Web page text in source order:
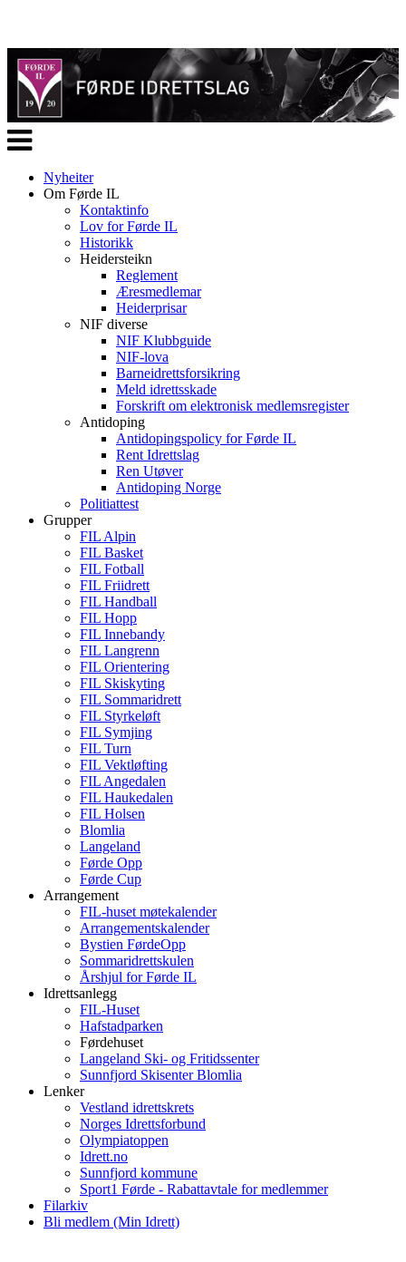
Veksle
navigasjon
Nyheiter
Om Førde IL
Kontaktinfo
Lov for Førde IL
Historikk
Heidersteikn
Reglement
Æresmedlemar
Heiderprisar
NIF diverse
NIF Klubbguide
NIF-lova
Barneidrettsforsikring
Meld idrettsskade
Forskrift om elektronisk medlemsregister
Antidoping
Antidopingspolicy for Førde IL
Rent Idrettslag
Ren Utøver
Antidoping Norge
Politiattest
Grupper
FIL Alpin
FIL Basket
FIL Fotball
FIL Friidrett
FIL Handball
FIL Hopp
FIL Innebandy
FIL Langrenn
FIL Orientering
FIL Skiskyting
FIL Sommaridrett
FIL Styrkeløft
FIL Symjing
FIL Turn
FIL Vektløfting
FIL Angedalen
FIL Haukedalen
FIL Holsen
Blomlia
Langeland
Førde Opp
Førde Cup
Arrangement
FIL-huset møtekalender
Arrangementskalender
Bystien FørdeOpp
Sommaridrettskulen
Årshjul for Førde IL
Idrettsanlegg
FIL-Huset
Hafstadparken
Førdehuset
Langeland Ski- og Fritidssenter
Sunnfjord Skisenter Blomlia
Lenker
Vestland idrettskrets
Norges Idrettsforbund
Olympiatoppen
Idrett.no
Sunnfjord kommune
Sport1 Førde - Rabattavtale for medlemmer
Filarkiv
Bli medlem (Min Idrett)